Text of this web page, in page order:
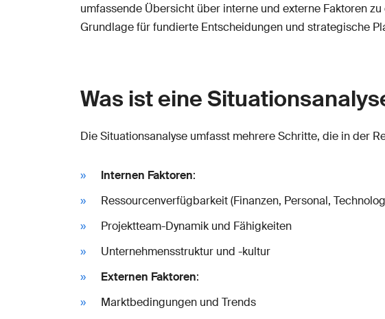
umfassende Übersicht über interne und externe Faktoren
Grundlage für fundierte Entscheidungen und strategische
Was ist eine
Die Situationsanalyse umfasst mehrere Schritte, die in der
Internen Faktoren:
Ressourcenverfügbarkeit (Finanzen, Personal,
Projektteam-Dynamik und Fähigkeiten
Unternehmensstruktur und -kultur
Externen Faktoren:
Marktbedingungen und Trends